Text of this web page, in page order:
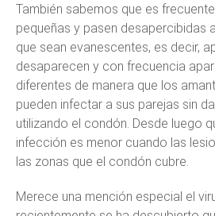
También sabemos que es
pequeñas y pasen desapercibidas
que sean evanescentes, es decir,
desaparecen y con frecuencia
diferentes de manera que los
pueden infectar a sus parejas sin
utilizando el condón. Desde luego
infección es menor cuando las
las zonas que el condón cubre.
Merece una mención especial el